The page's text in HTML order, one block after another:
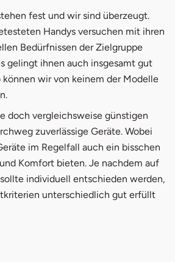
fest und wir sind überzeugt.
Handys versuchen mit ihren
Bedürfnissen der Zielgruppe
gelingt ihnen auch insgesamt gut
können wir von keinem der Modelle
doch vergleichsweise günstigen
zuverlässige Geräte. Wobei
im Regelfall auch ein bisschen
Komfort bieten. Je nachdem auf
individuell entschieden werden,
unterschiedlich gut erfüllt